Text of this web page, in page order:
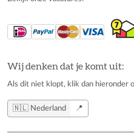
Wij denken dat je komt uit:
Als dit niet klopt, klik dan hieronder
🇳🇱 Nederland 📍